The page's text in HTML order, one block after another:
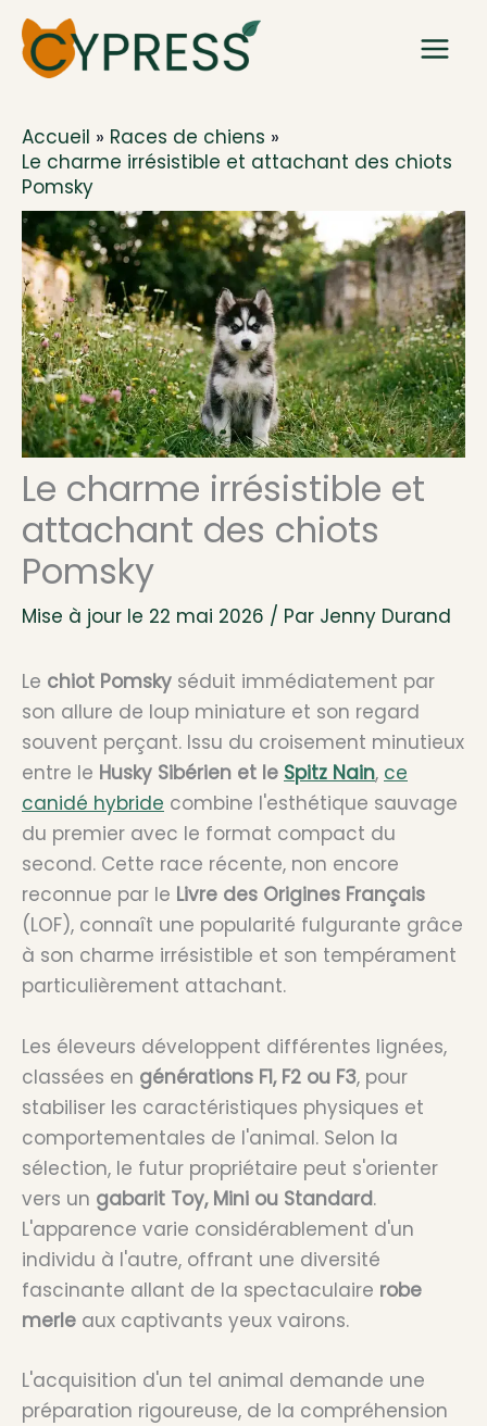
Aller
au
contenu
Accueil
Races de chiens
Le charme irrésistible et attachant des chiots
Pomsky
Le charme irrésistible et
attachant des chiots
Pomsky
Mise à jour le 22 mai 2026 / Par Jenny Durand
Le chiot Pomsky séduit immédiatement par
son allure de loup miniature et son regard
souvent perçant. Issu du croisement minutieux
entre le Husky Sibérien et le Spitz Nain, ce
canidé hybride combine l'esthétique sauvage
du premier avec le format compact du
second. Cette race récente, non encore
reconnue par le Livre des Origines Français
(LOF), connaît une popularité fulgurante grâce
à son charme irrésistible et son tempérament
particulièrement attachant.
Les éleveurs développent différentes lignées,
classées en générations F1, F2 ou F3, pour
stabiliser les caractéristiques physiques et
comportementales de l'animal. Selon la
sélection, le futur propriétaire peut s'orienter
vers un gabarit Toy, Mini ou Standard.
L'apparence varie considérablement d'un
individu à l'autre, offrant une diversité
fascinante allant de la spectaculaire robe
merle aux captivants yeux vairons.
L'acquisition d'un tel animal demande une
préparation rigoureuse, de la compréhension